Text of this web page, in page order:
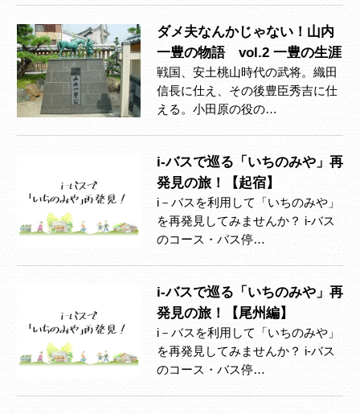
ダメ夫なんかじゃない！山内
一豊の物語 vol.2 一豊の生涯
戦国、安土桃山時代の武将。織田
信長に仕え、その後豊臣秀吉に仕
える。小田原の役の…
i-バスで巡る「いちのみや」再
発見の旅！【起宿】
i－バスを利用して「いちのみや」
を再発見してみませんか？ i-バス
のコース・バス停…
i-バスで巡る「いちのみや」再
発見の旅！【尾州編】
i－バスを利用して「いちのみや」
を再発見してみませんか？ i-バス
のコース・バス停…